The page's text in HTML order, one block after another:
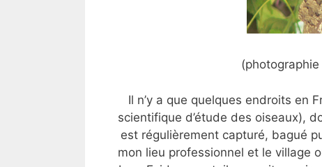
Il n’y a que quelques endroits en
scientifique d’étude des oiseaux),
est régulièrement capturé, bagué
mon lieu professionnel et le village